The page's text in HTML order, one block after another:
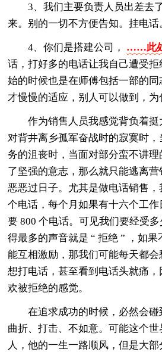
3、我们主要负责人员出差去
来。别的一切不方便告知。挂电话
4、你们是搭建公司， ……此
话，打好多的电话让我自己遭受
始的时候也是在师傅包括一部的
才慢慢的适应，别人可以做到，为
作为销售人员我感觉背负着
对背井离乡孤军奋战时的寂寞时
务的沮丧时，当面对部分蛮不讲
了坚强的意志，那么就只能逃离
恶恶过日子。尤其是做电话销售
个电话，每个月如果有十六个工
要 800 个电话。可见我们要经受
得最多的声音就是 “ 拒绝 ” ，如
能互相激励，那我们可能每天都
想打电话，甚至看到电话头就痛
欢被拒绝的感觉。
在追求成功的时候，必然会碰
曲折、打击、不如意。可能这个
人，他的一生一路顺风，但是大